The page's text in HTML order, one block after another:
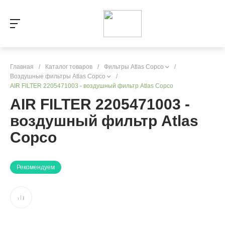
Главная / Каталог товаров / Фильтры Atlas Copco
/
Воздушные фильтры Atlas Copco
/
AIR FILTER 2205471003 - воздушный фильтр Atlas Copco
AIR FILTER 2205471003 -
воздушный фильтр Atlas
Copco
Рекомендуем